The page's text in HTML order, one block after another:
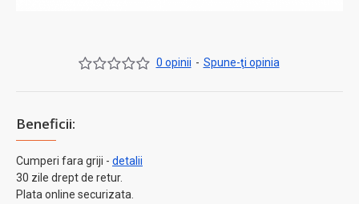
Beneficii:
Cumperi fara griji - detalii
30 zile drept de retur.
Plata online securizata.
0 opinii - Spune-ţi opinia